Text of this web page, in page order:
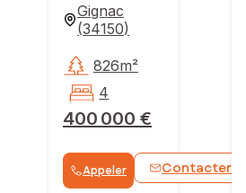
Gignac
(34150)
400 000 €
826m²
4
Appeler Contacter